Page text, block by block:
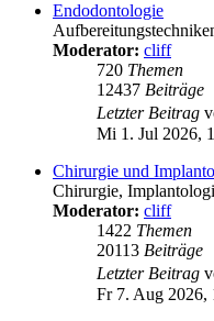
Endodontologie
Moderator: cliff
720 Themen
12437 Beiträge
Letzter Beitrag
Mi 1. Jul 2026,
Chirurgie und
Chirurgie,
Moderator: cliff
1422 Themen
20113 Beiträge
Letzter Beitrag
Fr 7. Aug 2026,